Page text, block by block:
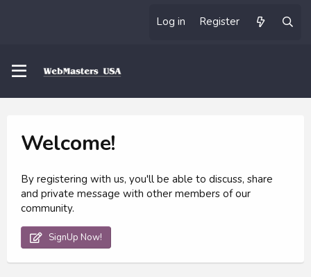
Log in Register
Welcome!
By registering with us, you'll be able to discuss, share
and private message with other members of our
community.
SignUp Now!